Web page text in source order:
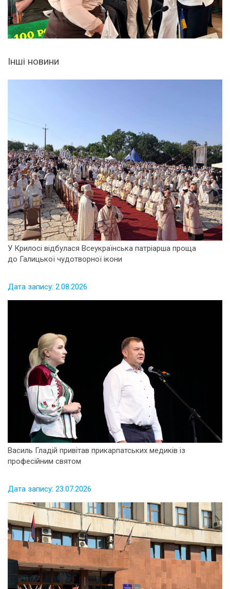
Інші новини
У Крилосі відбулася Всеукраїнська патріарша проща
до Галицької чудотворної ікони
Дата запису: 2.08.2026
Василь Гладій привітав прикарпатських медиків із
професійним святом
Дата запису: 23.07.2026